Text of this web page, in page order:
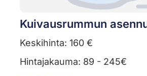
Kuivausrummun
Keskihinta: 160 €
Hintajakauma: 89 - 245€